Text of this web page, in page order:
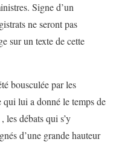
Signe d’un
ne seront pas
sur un texte de cette
bousculée par les
qui lui a donné le temps de
les débats qui s’y
d’une grande hauteur